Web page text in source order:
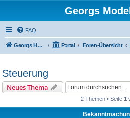
Georgs
FAQ
Georgs Homepage Portal Foren-Übersicht
Steuerung
Neues Thema
2 Themen • Seite 1